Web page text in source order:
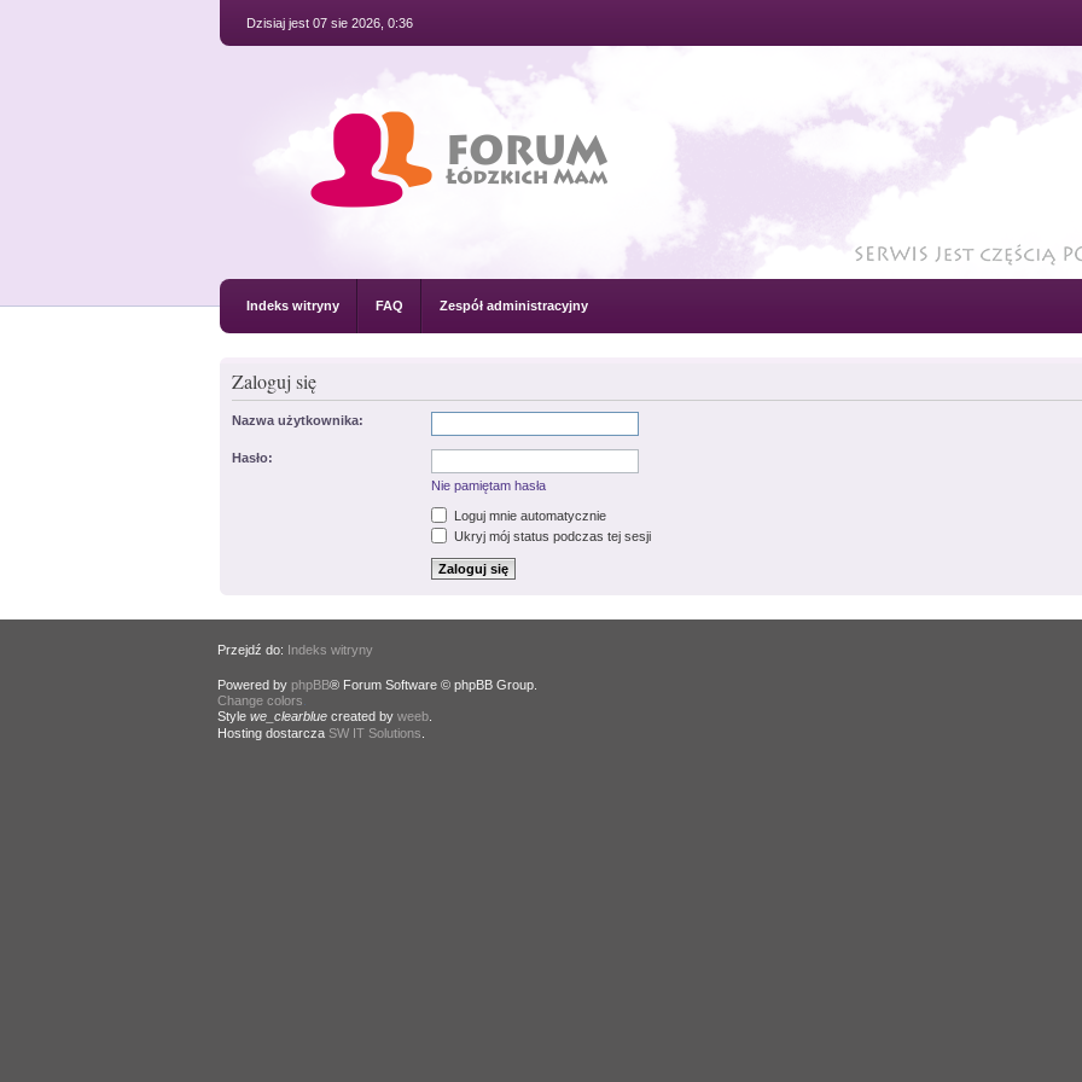
Dzisiaj jest 07 sie 2026, 0:36
Indeks witryny FAQ Zespół administracyjny
Zaloguj się
Nazwa użytkownika:
Hasło:
Nie pamiętam hasła
Loguj mnie automatycznie
Ukryj mój status podczas tej sesji
Przejdź do: Indeks witryny
Powered by phpBB® Forum Software © phpBB Group.
Change colors
Style we_clearbluecreated by weeb.
Hosting dostarcza SW IT Solutions